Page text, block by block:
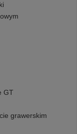
GT
grawerskim